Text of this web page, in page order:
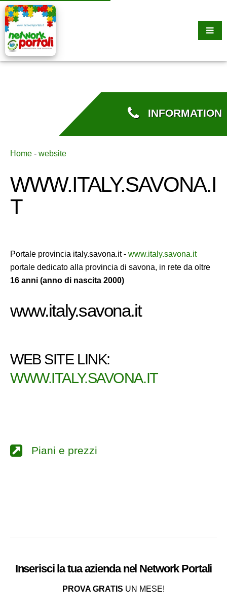
INFORMATION
Home - website
WWW.ITALY.SAVONA.I
T
Portale provincia italy.savona.it - www.italy.savona.it
portale dedicato alla provincia di savona, in rete da oltre
16 anni (anno di nascita 2000)
www.italy.savona.it
WEB SITE LINK:
WWW.ITALY.SAVONA.IT
Piani e prezzi
Inserisci la tua azienda nel NetworkPortali
PROVA GRATIS UN MESE!